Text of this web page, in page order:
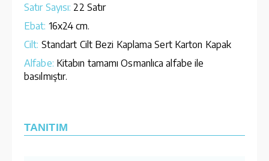
Satır Sayısı: 22 Satır
Ebat: 16x24 cm.
Cilt: Standart Cilt Bezi Kaplama Sert Karton Kapak
Alfabe: Kitabın tamamı Osmanlıca alfabe ile
basılmıştır.
TANITIM